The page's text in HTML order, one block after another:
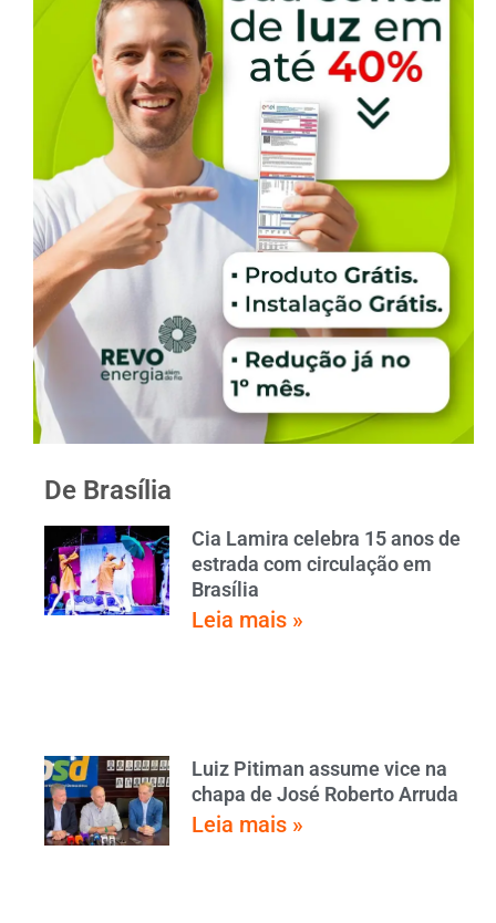
De Brasília
Cia Lamira celebra 15 anos de
estrada com circulação em
Brasília
Leia mais »
Luiz Pitiman assume vice na
chapa de José Roberto Arruda
Leia mais »